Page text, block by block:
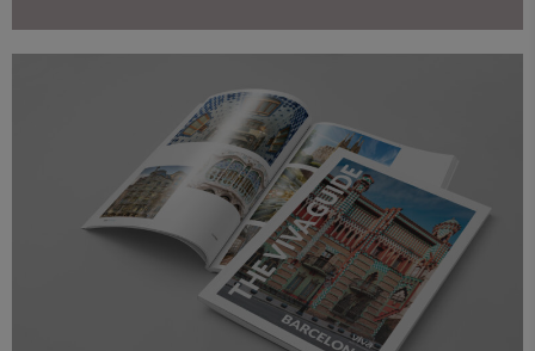
Diseño Editorial Proyectos
The Viva Guide Barcelona